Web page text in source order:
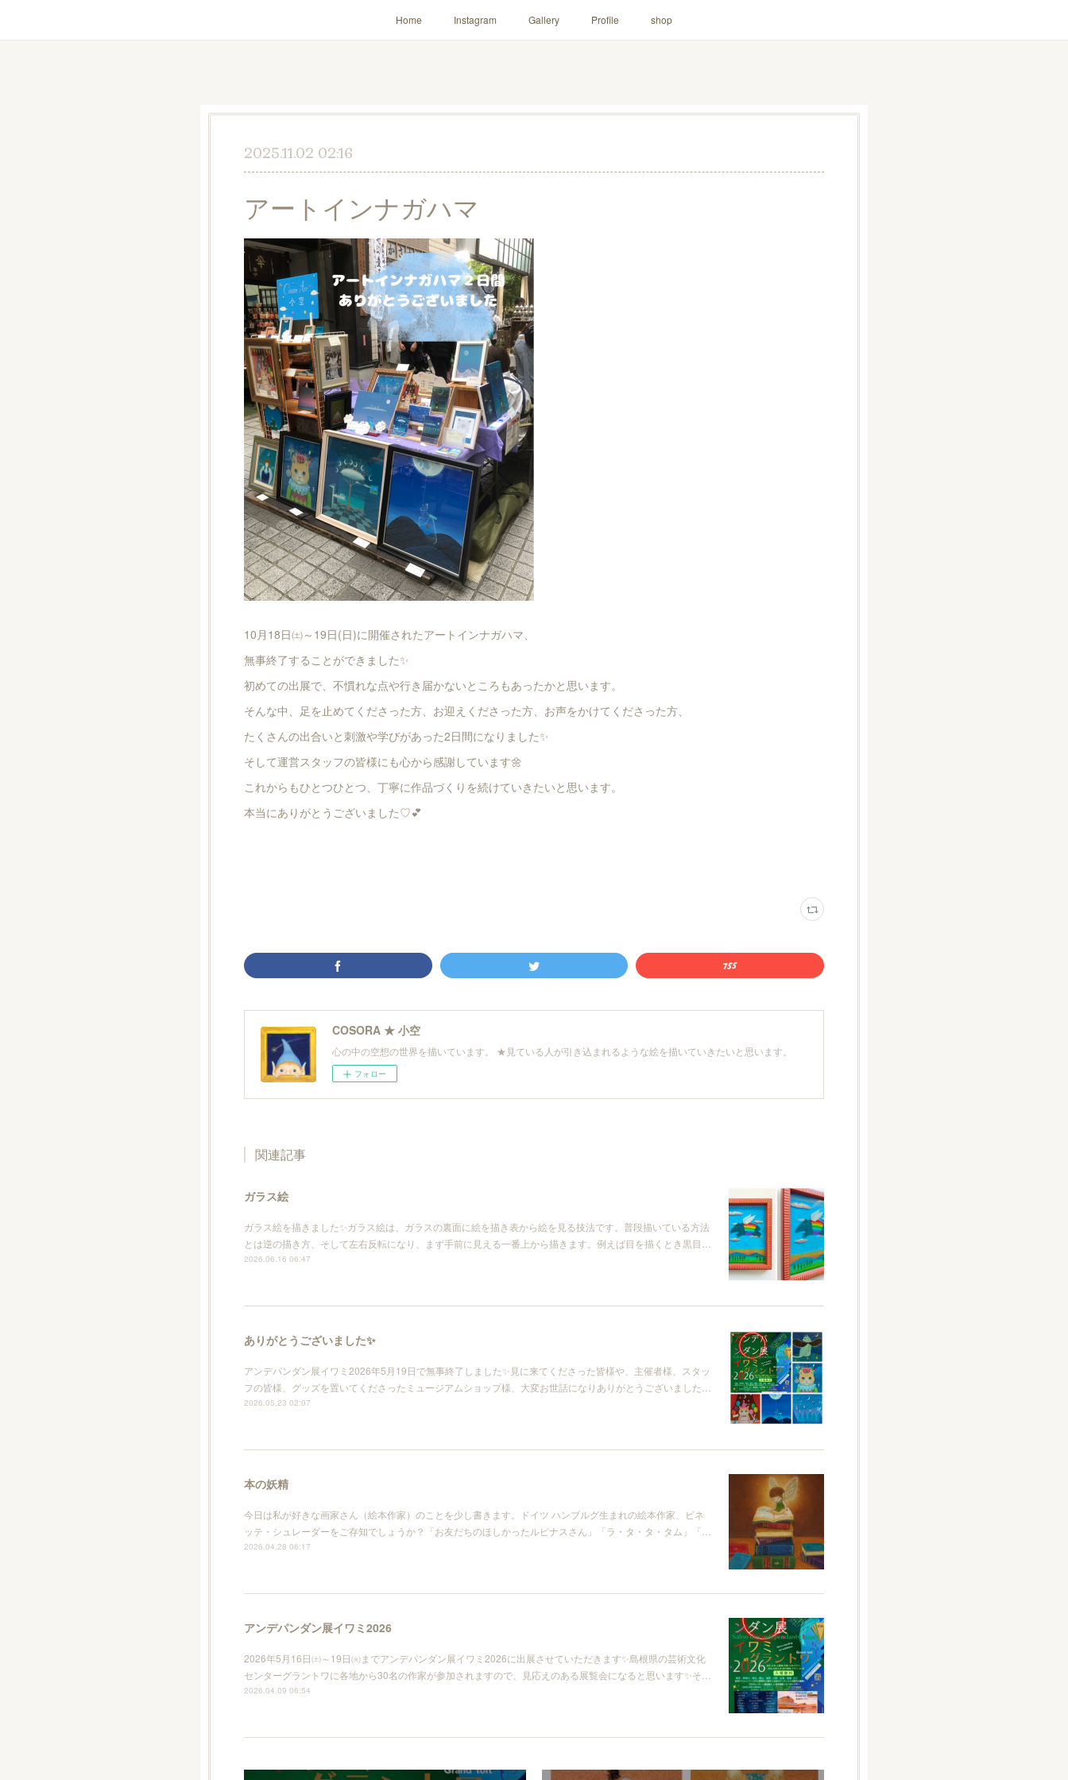
Home Instagram Gallery Profile shop
2025.11.02 02:16
アートインナガハマ
10月18日㈯～19日(日)に開催されたアートインナガハマ、
無事終了することができました✨
初めての出展で、不慣れな点や行き届かないところもあったかと思います。
そんな中、足を止めてくださった方、お迎えくださった方、お声をかけてくださった方、
たくさんの出合いと刺激や学びがあった2日間になりました✨
そして運営スタッフの皆様にも心から感謝しています🌼
これからもひとつひとつ、丁寧に作品づくりを続けていきたいと思います。
本当にありがとうございました♡💕
COSORA ★ 小空
心の中の空想の世界を描いています。 ★見ている人が引き込まれるような絵を描いていきたいと思います。
フォロー
関連記事
ガラス絵
ガラス絵を描きました✨ガラス絵は、ガラスの裏面に絵を描き表から絵を見る技法です。普段描いている方法
とは逆の描き方、そして左右反転になり、まず手前に見える一番上から描きます。例えば目を描くとき黒目…
2026.06.16 06:47
ありがとうございました✨
アンデパンダン展イワミ2026年5月19日で無事終了しました✨見に来てくださった皆様や、主催者様、スタッ
フの皆様、グッズを置いてくださったミュージアムショップ様、大変お世話になりありがとうございました…
2026.05.23 02:07
本の妖精
今日は私が好きな画家さん（絵本作家）のことを少し書きます。ドイツ ハンブルグ生まれの絵本作家、ビネ
ッテ・シュレーダーをご存知でしょうか？「お友だちのほしかったルピナスさん」「ラ・タ・タ・タム」「…
2026.04.28 06:17
アンデパンダン展イワミ2026
2026年5月16日㈯～19日㈫までアンデパンダン展イワミ2026に出展させていただきます✨島根県の芸術文化
センターグラントワに各地から30名の作家が参加されますので、見応えのある展覧会になると思います✨そ…
2026.04.09 06:54